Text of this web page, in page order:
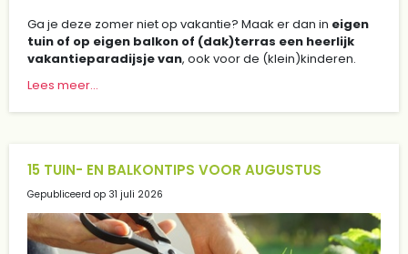
Ga je deze zomer niet op vakantie? Maak er dan in eigen
tuin of op eigen balkon of (dak)terras een heerlijk
vakantieparadijsje van, ook voor de (klein)kinderen.
Lees meer...
15 TUIN- EN BALKONTIPS VOOR AUGUSTUS
Gepubliceerd op 31 juli 2026